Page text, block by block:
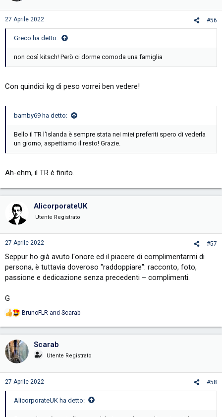
27 Aprile 2022 #56
Greco ha detto:
non così kitsch! Però ci dorme comoda una famiglia
Con quindici kg di peso vorrei ben vedere!
bamby69 ha detto:
Bello il TR l'Islanda è sempre stata nei miei preferiti spero di vederla
un giorno, aspettiamo il resto! Grazie.
Ah-ehm, il TR è finito..
AlicorporateUK
Utente Registrato
27 Aprile 2022 #57
Seppur ho già avuto l'onore ed il piacere di complimentarmi di
persona, è tuttavia doveroso "raddoppiare": racconto, foto,
passione e dedicazione senza precedenti – complimenti.
G
R
t
i
n
s
BrunoFLR and Scarab
Scarab
Utente Registrato
27 Aprile 2022 #58
AlicorporateUK ha detto: